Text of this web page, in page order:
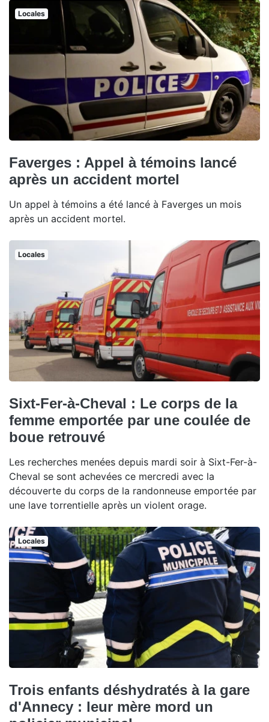
Locales
Faverges : Appel à témoins lancé
après un accident mortel
Un appel à témoins a été lancé à Faverges un mois
après un accident mortel.
Locales
Sixt-Fer-à-Cheval : Le corps de la
femme emportée par une coulée de
boue retrouvé
Les recherches menées depuis mardi soir à Sixt-Fer-à-
Cheval se sont achevées ce mercredi avec la
découverte du corps de la randonneuse emportée par
une lave torrentielle après un violent orage.
Locales
Trois enfants déshydratés à la gare
d'Annecy : leur mère mord un